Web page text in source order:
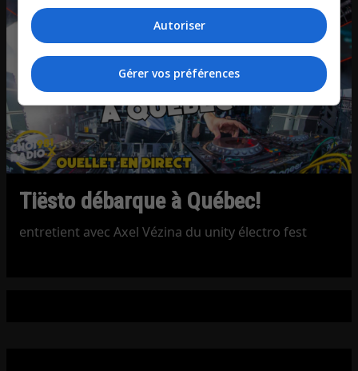
Tiësto débarque à Québec!
entretient avec Axel Vézina du unity électro fest
Autoriser
Gérer vos préférences